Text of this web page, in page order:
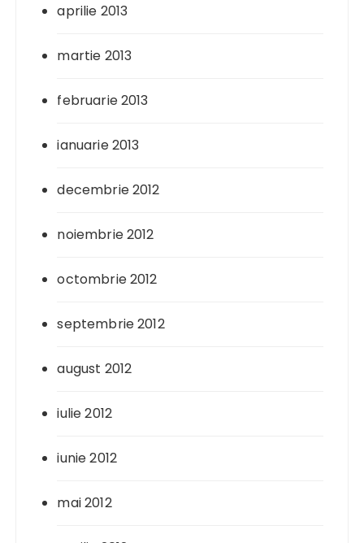
aprilie 2013
martie 2013
februarie 2013
ianuarie 2013
decembrie 2012
noiembrie 2012
octombrie 2012
septembrie 2012
august 2012
iulie 2012
iunie 2012
mai 2012